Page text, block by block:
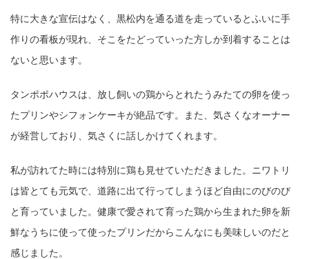
特に大きな宣伝はなく、黒松内を通る道を走っているとふいに手
作りの看板が現れ、そこをたどっていった方しか到着することは
ないと思います。
タンポポハウスは、放し飼いの鶏からとれたうみたての卵を使っ
たプリンやシフォンケーキが絶品です。また、気さくなオーナー
が経営しており、気さくに話しかけてくれます。
私が訪れてた時には特別に鶏も見せていただきました。ニワトリ
は皆とても元気で、道路に出て行ってしまうほど自由にのびのび
と育っていました。健康で愛されて育った鶏から生まれた卵を新
鮮なうちに使って使ったプリンだからこんなにも美味しいのだと
感じました。